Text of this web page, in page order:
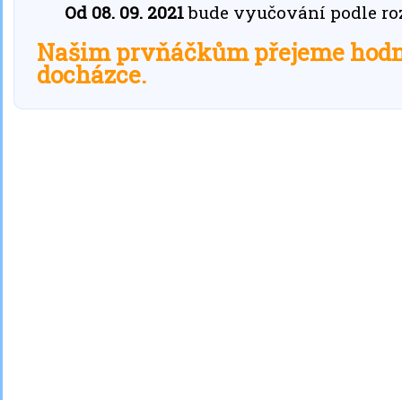
Od 08. 09. 2021bude vyučování podle
Našim prvňáčkům přejeme
docházce.